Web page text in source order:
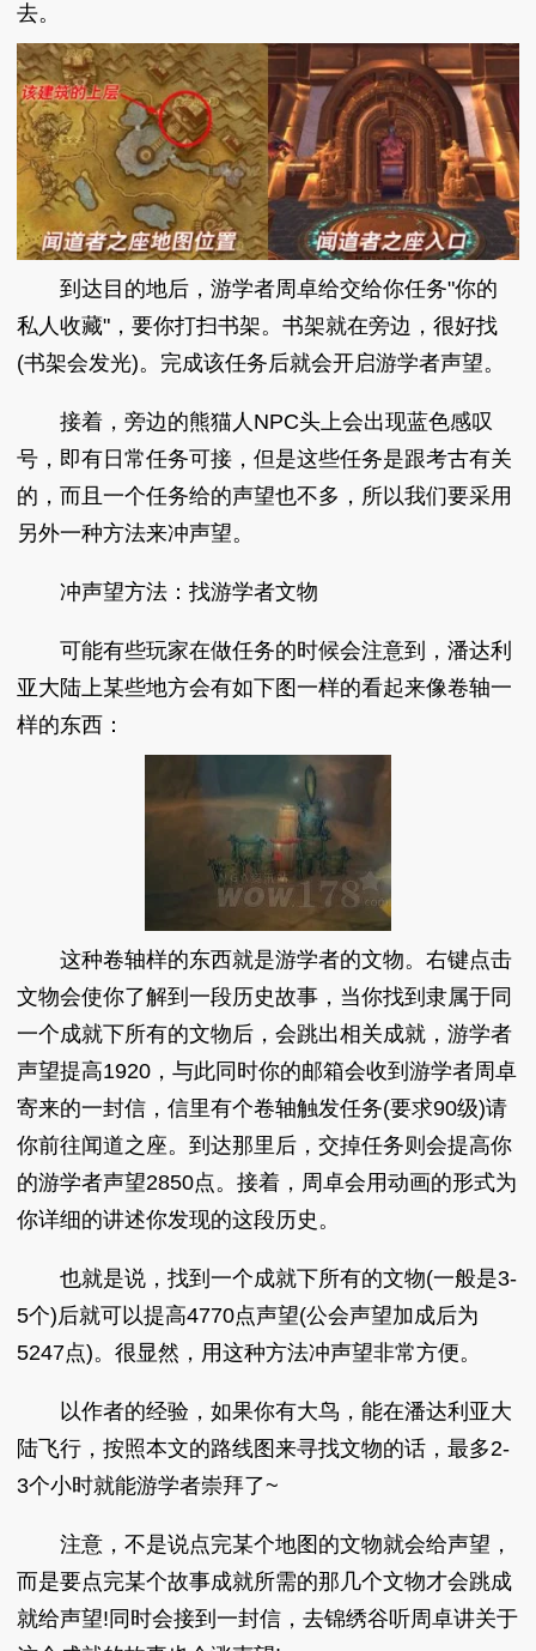
去。
到达目的地后，游学者周卓给交给你任务"你的
私人收藏"，要你打扫书架。书架就在旁边，很好找
(书架会发光)。完成该任务后就会开启游学者声望。
接着，旁边的熊猫人NPC头上会出现蓝色感叹
号，即有日常任务可接，但是这些任务是跟考古有关
的，而且一个任务给的声望也不多，所以我们要采用
另外一种方法来冲声望。
冲声望方法：找游学者文物
可能有些玩家在做任务的时候会注意到，潘达利
亚大陆上某些地方会有如下图一样的看起来像卷轴一
样的东西：
这种卷轴样的东西就是游学者的文物。右键点击
文物会使你了解到一段历史故事，当你找到隶属于同
一个成就下所有的文物后，会跳出相关成就，游学者
声望提高1920，与此同时你的邮箱会收到游学者周卓
寄来的一封信，信里有个卷轴触发任务(要求90级)请
你前往闻道之座。到达那里后，交掉任务则会提高你
的游学者声望2850点。接着，周卓会用动画的形式为
你详细的讲述你发现的这段历史。
也就是说，找到一个成就下所有的文物(一般是3-
5个)后就可以提高4770点声望(公会声望加成后为
5247点)。很显然，用这种方法冲声望非常方便。
以作者的经验，如果你有大鸟，能在潘达利亚大
陆飞行，按照本文的路线图来寻找文物的话，最多2-
3个小时就能游学者崇拜了~
注意，不是说点完某个地图的文物就会给声望，
而是要点完某个故事成就所需的那几个文物才会跳成
就给声望!同时会接到一封信，去锦绣谷听周卓讲关于